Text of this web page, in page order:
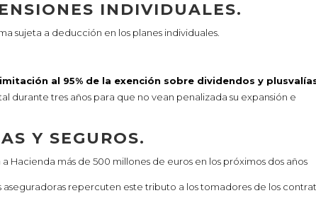
INDIVIDUALES.
sujeta a deducción en los planes individuales.
al 95% de la exención sobre dividendos y
durante tres años para que no vean penalizada su expansión e
Y SEGUROS.
Hacienda más de 500 millones de euros en los próximos dos años
repercuten este tributo a los tomadores de los